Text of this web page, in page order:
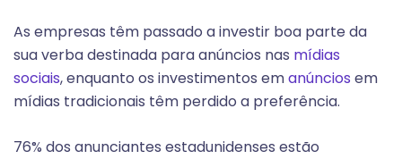
As empresas têm passado a investir boa parte da
sua verba destinada para anúncios nas mídias
sociais, enquanto os investimentos emanúncios em
mídias tradicionais têm perdido a preferência.
76% dos anunciantes estadunidenses estão